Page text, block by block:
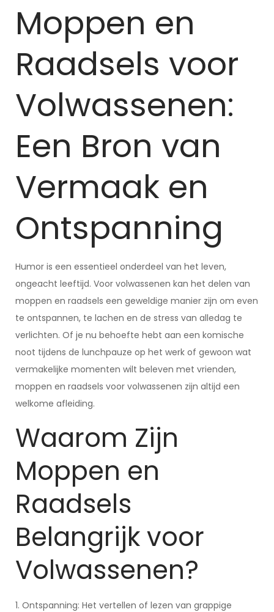
Moppen en
Raadsels voor
Volwassenen:
Een Bron van
Vermaak en
Ontspanning
Humor is een essentieel onderdeel van het leven,
ongeacht leeftijd. Voor volwassenen kan het delen van
moppen en raadsels een geweldige manier zijn om even
te ontspannen, te lachen en de stress van alledag te
verlichten. Of je nu behoefte hebt aan een komische
noot tijdens de lunchpauze op het werk of gewoon wat
vermakelijke momenten wilt beleven met vrienden,
moppen en raadsels voor volwassenen zijn altijd een
welkome afleiding.
Waarom Zijn
Moppen en
Raadsels
Belangrijk voor
Volwassenen?
1. Ontspanning: Het vertellen of lezen van grappige